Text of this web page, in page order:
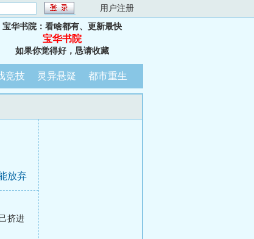
用户注册
宝华书院：看啥都有、更新最快
宝华书院
如果你觉得好，恳请收藏
竞技 灵异悬疑 都市重生
放弃
挤进